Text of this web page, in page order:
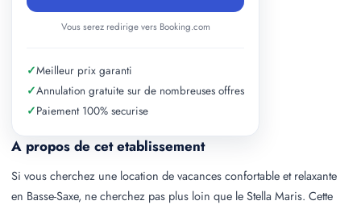
A propos de cet etablissement
Si vous cherchez une location de vacances confortable et relaxante
en Basse-Saxe, ne cherchez pas plus loin que le Stella Maris. Cette
Vous serez redirige vers Booking.com
✓Meilleur prix garanti
✓Annulation gratuite sur de nombreuses offres
✓Paiement 100% securise